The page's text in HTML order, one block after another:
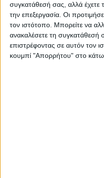
συγκατάθεσή σας, αλλά έχετε
την επεξεργασία. Οι
τον ιστότοπο. Μπορείτε να
ανακαλέσετε τη συγκατάθεσή
επιστρέφοντας σε αυτόν τον
κουμπί "Απορρήτου" στο κάτω
Υλικό
Υλικό